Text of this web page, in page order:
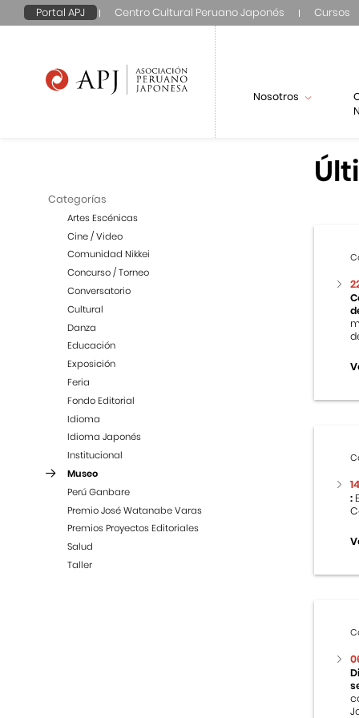
Portal APJ Centro Cultural Peruano Japonés Cursos
Nosotros
Categorías
Artes Escénicas
Cine / Video
Comunidad Nikkei
Concurso / Torneo
Conversatorio
Cultural
Danza
Educación
Exposición
Feria
Fondo Editorial
Idioma
Idioma Japonés
Institucional
Museo
Perú Ganbare
Premio José Watanabe Varas
Premios Proyectos Editoriales
Salud
Taller
: